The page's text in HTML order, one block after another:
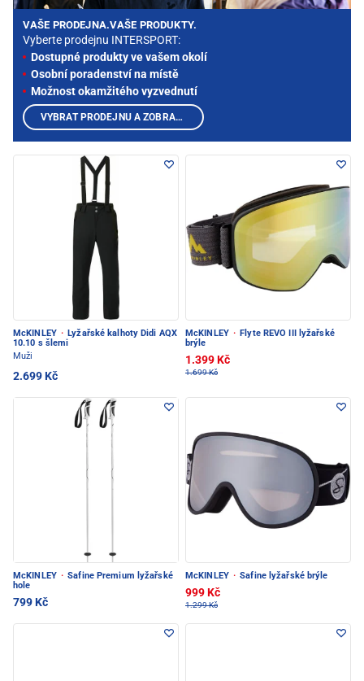
McKINLEY · Lyžařské kalhoty Didi AQX
10.10 s šlemi
Muži
2.699 Kč
McKINLEY · Flyte REVO III lyžařské
brýle
1.399 Kč
1.699 Kč
McKINLEY · Safine Premium lyžařské
hole
799 Kč
McKINLEY · Safine lyžařské brýle
999 Kč
1.299 Kč
VAŠE PRODEJNA.VAŠE PRODUKTY.
Vyberte prodejnu INTERSPORT:
Dostupné produkty ve vašem okolí
Osobní poradenství na místě
Možnost okamžitého vyzvednutí
VYBRAT PRODEJNU A ZOBRAZIT PRODUKTY